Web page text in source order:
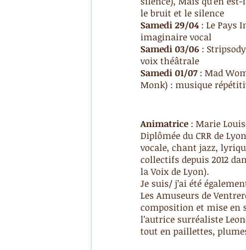
le bruit et le silence
Samedi 29/04 : Le Pays
imaginaire vocal
Samedi 03/06 :
voix théâtrale
Samedi 01/07 : Mad
Monk) : musique
Animatrice : Marie
Diplômée du CRR de
vocale, chant jazz,
collectifs depuis 2012
la Voix de Lyon).
Je suis/ j’ai été
Les Amuseurs de
composition et mise en
l’autrice surréaliste
tout en paillettes,